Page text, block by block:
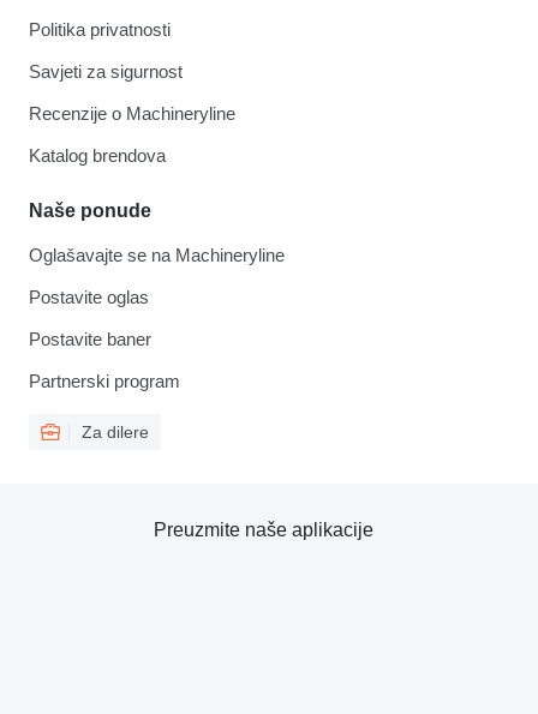
Politika privatnosti
Savjeti za sigurnost
Recenzije o Machineryline
Katalog brendova
Naše ponude
Oglašavajte se na Machineryline
Postavite oglas
Postavite baner
Partnerski program
Za dilere
Preuzmite naše aplikacije